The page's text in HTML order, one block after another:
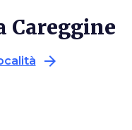
Careggine
arrow_forward